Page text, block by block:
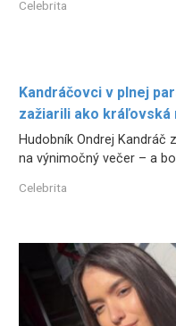
Celebrita
Kandráčovci v plnej
zažiarili ako kráľovská
Hudobník Ondrej Kandráč
na výnimočný večer – a
Celebrita